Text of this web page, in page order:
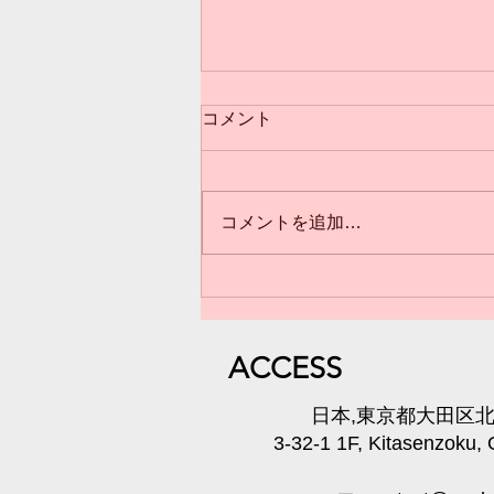
礼❣️
コメント
コメントを追加…
​ACCESS
日本,東京都大田区
3-32-1 1F, Kitasenzoku,